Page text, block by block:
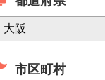
市区町村